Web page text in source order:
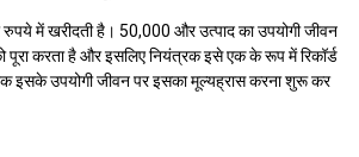
में खरीदती है। 50,000 और उत्पाद का उपयोगी जीवन
पूरा करता है और इसलिए नियंत्रक इसे एक के रूप में रिकॉर्ड
इसके उपयोगी जीवन पर इसका मूल्यह्रास करना शुरू कर